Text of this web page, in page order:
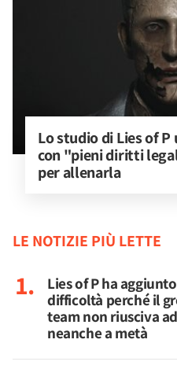
Lo studio di Lies of
con "pieni diritti
per allenarla
LE NOTIZIE PIÙ LETTE
Lies of P ha
difficoltà perché il
team non riusciva
neanche a metà